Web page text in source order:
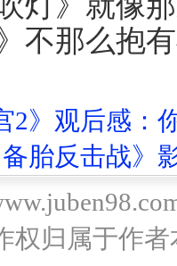
不那么抱
2》观后感：
备胎反击战》
权归属于作